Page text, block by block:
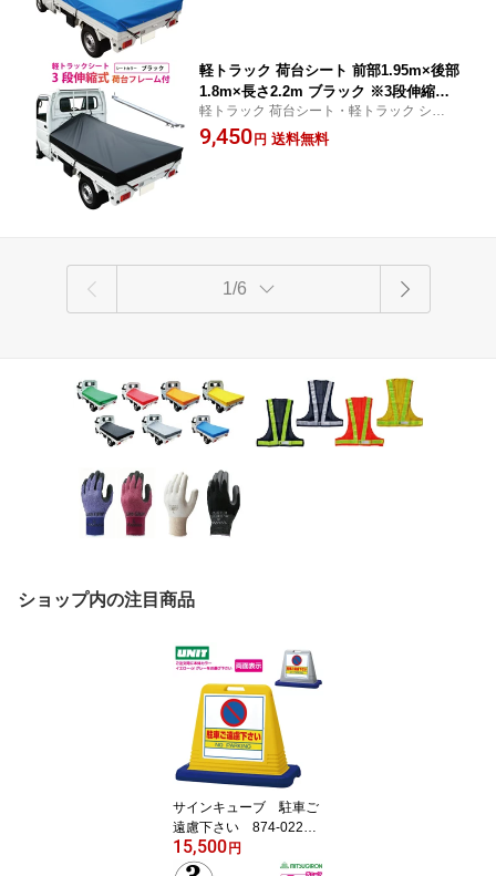
軽トラック 荷台シート 前部1.95m×後部
1.8m×長さ2.2m ブラック ※3段伸縮式
荷台フレームセット【軽トラック シー
ト・トラックシート・軽トラック シー
軽トラック 荷台シート・軽トラック シー
ト・軽トラック シートカバー 用品
9,450 円 送料無料
1/6
ショップ内の注目商品
サインキューブ 駐車ご
遠慮下さい 874-022
【両面表示】ウェイト
付 イエロー・グレー
15,500 円